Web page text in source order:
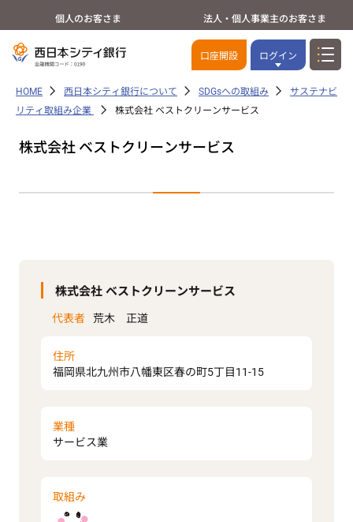
個人のお客さま 法人・個人事業主のお客さま
口座開設 ログイン
HOME 西日本シティ銀行について SDGsへの取組み
サステナビ
リティ取組み企業
株式会社 ベストクリーンサービス
株式会社 ベストクリーンサービス
株式会社 ベストクリーンサービス
代表者 荒木 正道
住所
福岡県北九州市八幡東区春の町5丁目11-15
業種
サービス業
取組み